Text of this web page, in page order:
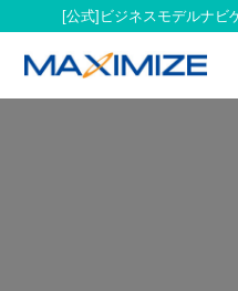
[公式]ビジネスモデルナビ